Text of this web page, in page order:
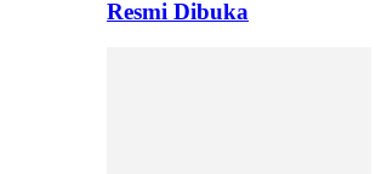
Resmi Dibuka